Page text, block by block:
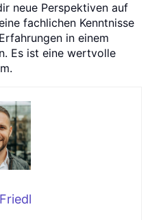
neue Perspektiven auf
fachlichen Kenntnisse
in einem
Es ist eine wertvolle